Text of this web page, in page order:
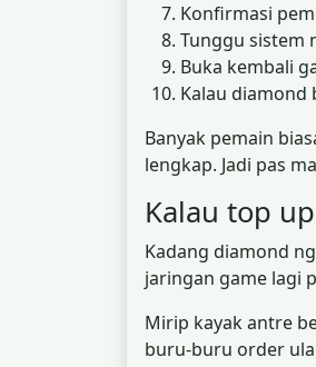
Konfirmasi
Tunggu sistem
Buka kembali
Kalau diamond
Banyak pemain
lengkap. Jadi pas
Kalau top
Kadang diamond
jaringan game lagi
Mirip kayak antre
buru-buru order